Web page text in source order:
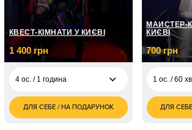
КВЕСТ-КІМНАТИ У КИЄВІ
1 400 грн
4 ос. / 1 година
1 400
грн
ДЛЯ СЕБЕ / НА ПОДАРУНОК
МАЙСТЕР-
КИЄВІ
700 грн
1 ос. / 60
ДЛЯ